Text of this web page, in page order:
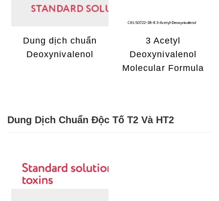
Dung dịch chuẩn
Deoxynivalenol
3 Acetyl
Deoxynivalenol
Molecular Formula
Dung Dịch Chuẩn Độc Tố T2 Và HT2